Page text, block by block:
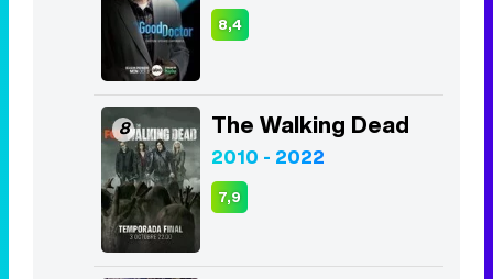
8,4
8 The Walking Dead
2010 - 2022
7,9